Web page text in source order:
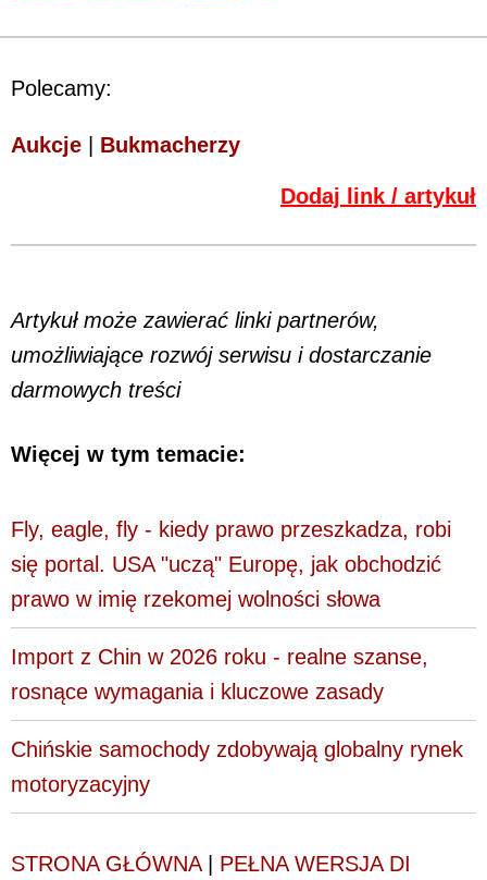
Polecamy:
Aukcje Bukmacherzy
Dodaj link / artykuł
Artykuł może zawierać linki partnerów,
umożliwiające rozwój serwisu i dostarczanie
darmowych treści
Więcej w tym temacie:
Fly, eagle, fly - kiedy prawo przeszkadza, robi
się portal. USA "uczą" Europę, jak obchodzić
prawo w imię rzekomej wolności słowa
Import z Chin w 2026 roku - realne szanse,
rosnące wymagania i kluczowe zasady
Chińskie samochody zdobywają globalny rynek
motoryzacyjny
STRONA GŁÓWNA| PEŁNA WERSJA DI